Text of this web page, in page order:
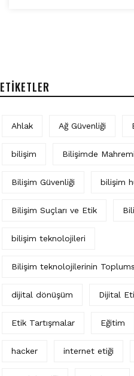
ETIKETLER
Ahlak Ağ Güvenliği
bilişim Bilişimde
Bilişim Güvenliği bilişim
Bilişim Suçları ve Etik
bilişim teknolojileri
Bilişim teknolojilerinin
dijital dönüşüm Dijital
Etik Tartışmalar Eğitim
hacker internet etiği